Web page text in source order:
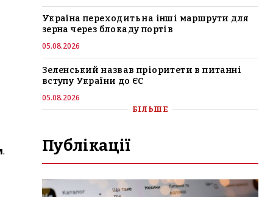
.
Україна переходить на інші маршрути для
зерна через блокаду портів
05.08.2026
Зеленський назвав пріоритети в питанні
вступу України до ЄС
05.08.2026
БІЛЬШЕ
Публікації